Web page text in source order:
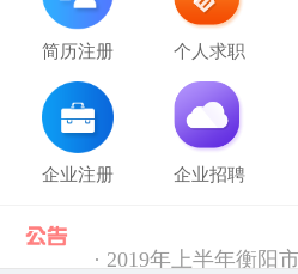
简历注册 个人求职
企业注册 企业招聘